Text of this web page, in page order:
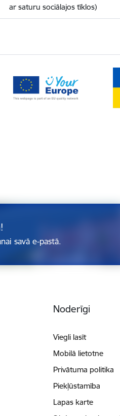
ar saturu sociālajos tīklos)
savā e-pastā.
Noderīgi
Viegli lasīt
Mobilā lietotne
Privātuma politika
Piekļūstamība
Lapas karte